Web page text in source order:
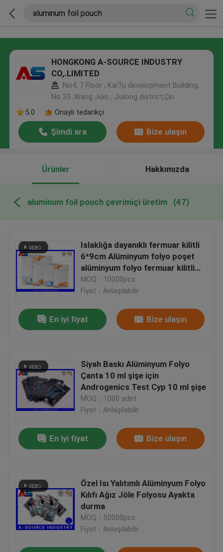
HONGKONG A-SOURCE INDUSTRY
CO,.LIMITED
No4, 7 Floor , KaiTu development Building,
No 33 ,Wang Jiao , Jiulong district,Çin
5.0
Onaylı tedarikçi
Şimdi ara Bize ulaşın
Ürünler Hakkımızda
aluminum foil pouch çevrimiçi üretim (47)
Islaklığa dayanıklı fermuar kilitli
6*9cm Alüminyum folyo poşet
alüminyum folyo fermuar kilitli
poşet
MOQ：10000pcs
Fiyat：Anlaşılabilir
En iyi fiyat Bize ulaşın
Siyah Baskı Alüminyum Folyo
Çanta 10 ml şişe için
Androgenics Test Cyp 10 ml şişe
MOQ：1000 adet
Fiyat：Anlaşılabilir
En iyi fiyat Bize ulaşın
Özel Isı Yalıtımlı Alüminyum Folyo
Kılıfı Ağız Jöle Folyosu Ayakta
durma
MOQ：50000pcs
Fiyat：Anlaşılabilir